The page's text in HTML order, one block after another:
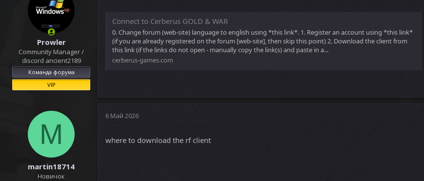
Prowler
Community Manager /
discord ancient2189
Команда форума
VIP
Connect to Cerberus GOLD & WAR
0. Change forum (web-site) language to english using *this link*. 1. Register an account using *this link*
(if you are already registered on the forum [web-site], then skip this point) 2. Download the client from
this link (if the links do not open - manually copy the link(s) and paste in a...
cerberus-games.com
M
martin18714
Новичок
6 Май 2026
where to download the rf client